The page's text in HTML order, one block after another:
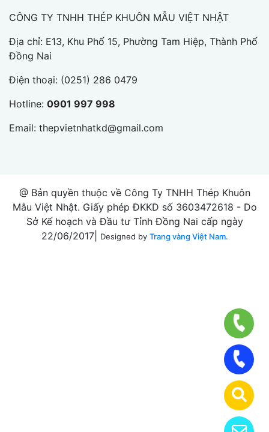
CÔNG TY TNHH THÉP KHUÔN MẪU VIỆT NHẬT
Địa chỉ: E13, Khu Phố 15, Phường Tam Hiệp, Thành Phố
Đồng Nai
Điện thoại: (0251) 286 0479
Hotline: 0901 997 998
Email: thepvietnhatkd@gmail.com
@ Bản quyền thuộc về Công Ty TNHH Thép Khuôn
Mẫu Việt Nhật. Giấy phép ĐKKD số 3603472618 - Do
Sở Kế hoạch và Đầu tư Tỉnh Đồng Nai cấp ngày
22/06/2017|
Designed by Trang vàng Việt Nam.